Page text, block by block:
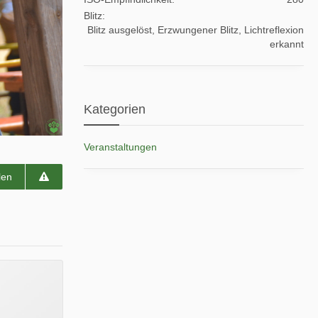
Blitz
Blitz ausgelöst, Erzwungener Blitz, Lichtreflexion
erkannt
Kategorien
Veranstaltungen